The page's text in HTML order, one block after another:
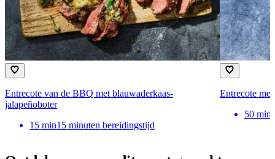
Entrecote van de BBQ met blauwaderkaas-
jalapeñoboter
15 min15 minuten bereidingstijd
Entrecote
50 min